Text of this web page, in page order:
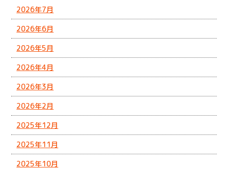
2026年7月
2026年6月
2026年5月
2026年4月
2026年3月
2026年2月
2025年12月
2025年11月
2025年10月